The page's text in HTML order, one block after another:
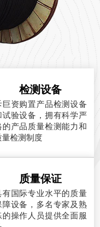
检测设备
巨资购置产品检测设备
试验设备，拥有科学严
的产品质量检测能力和
量检测制度
质量保证
有国际专业水平的质量
障设备，多名专家及熟
的操作人员提供全面服